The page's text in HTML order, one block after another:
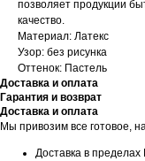
позволяет продукции
качество.
Материал: Латекс
Узор: без рисунка
Оттенок: Пастель
Доставка и оплата
Гарантия и возврат
Доставка и оплата
Мы привозим все готовое,
Доставка в